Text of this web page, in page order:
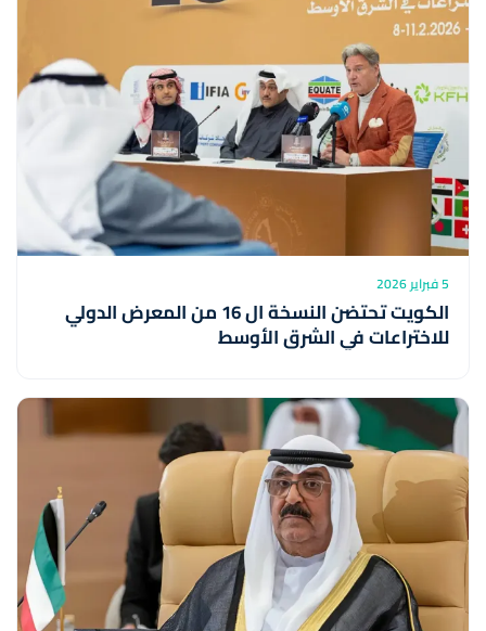
5 فبراير 2026
الكويت تحتضن النسخة ال 16 من المعرض الدولي
للاختراعات في الشرق الأوسط